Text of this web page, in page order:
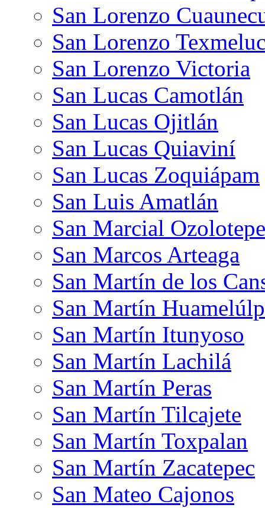
San Lorenzo
San Lorenzo
San Lorenzo Victoria
San Lucas Camotlán
San Lucas Ojitlán
San Lucas Quiaviní
San Lucas Zoquiápam
San Luis Amatlán
San Marcial
San Marcos Arteaga
San Martín de los
San Martín
San Martín Itunyoso
San Martín Lachilá
San Martín Peras
San Martín Tilcajete
San Martín Toxpalan
San Martín Zacatepec
San Mateo Cajonos